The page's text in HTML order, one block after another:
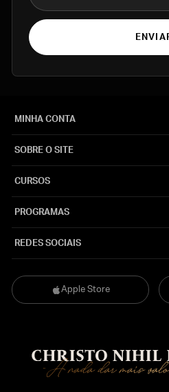
Apple Store
MINHA CONTA
SOBRE O SITE
CURSOS
PROGRAMAS
REDES SOCIAIS